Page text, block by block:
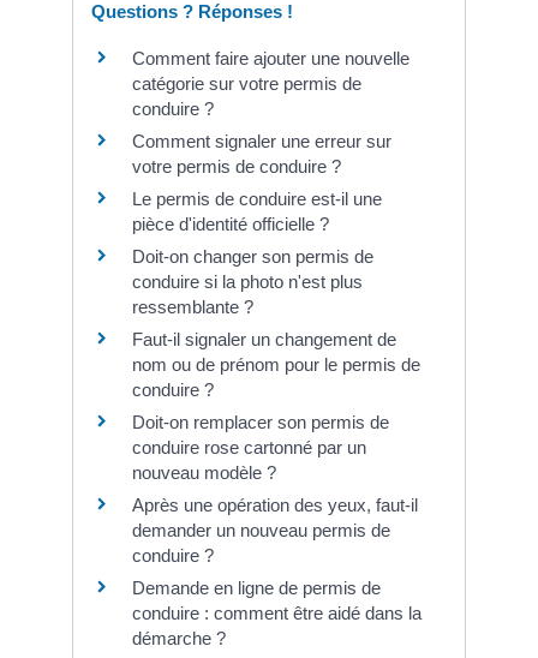
Questions ? Réponses !
Comment faire ajouter une nouvelle
catégorie sur votre permis de
conduire ?
Comment signaler une erreur sur
votre permis de conduire ?
Le permis de conduire est-il une
pièce d'identité officielle ?
Doit-on changer son permis de
conduire si la photo n'est plus
ressemblante ?
Faut-il signaler un changement de
nom ou de prénom pour le permis de
conduire ?
Doit-on remplacer son permis de
conduire rose cartonné par un
nouveau modèle ?
Après une opération des yeux, faut-il
demander un nouveau permis de
conduire ?
Demande en ligne de permis de
conduire : comment être aidé dans la
démarche ?